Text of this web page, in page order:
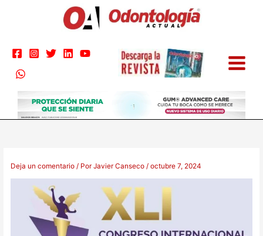
Deja un comentario / PorJavier Canseco/octubre 7, 2024